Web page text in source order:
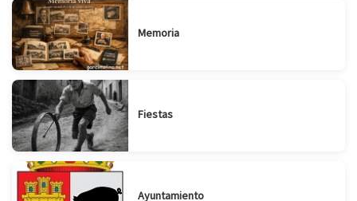
Memoria
Fiestas
Ayuntamiento